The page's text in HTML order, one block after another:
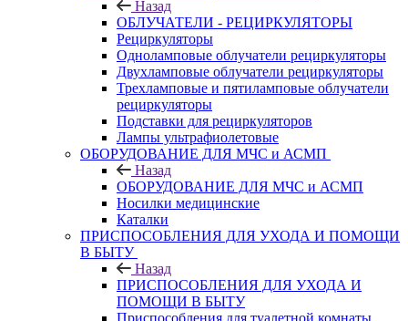
Назад
ОБЛУЧАТЕЛИ - РЕЦИРКУЛЯТОРЫ
Рециркуляторы
Одноламповые облучатели рециркуляторы
Двухламповые облучатели рециркуляторы
Трехламповые и пятиламповые облучатели
рециркуляторы
Подставки для рециркуляторов
Лампы ультрафиолетовые
ОБОРУДОВАНИЕ ДЛЯ МЧС и АСМП
Назад
ОБОРУДОВАНИЕ ДЛЯ МЧС и АСМП
Носилки медицинские
Каталки
ПРИСПОСОБЛЕНИЯ ДЛЯ УХОДА И ПОМОЩИ
В БЫТУ
Назад
ПРИСПОСОБЛЕНИЯ ДЛЯ УХОДА И
ПОМОЩИ В БЫТУ
Приспособления для туалетной комнаты